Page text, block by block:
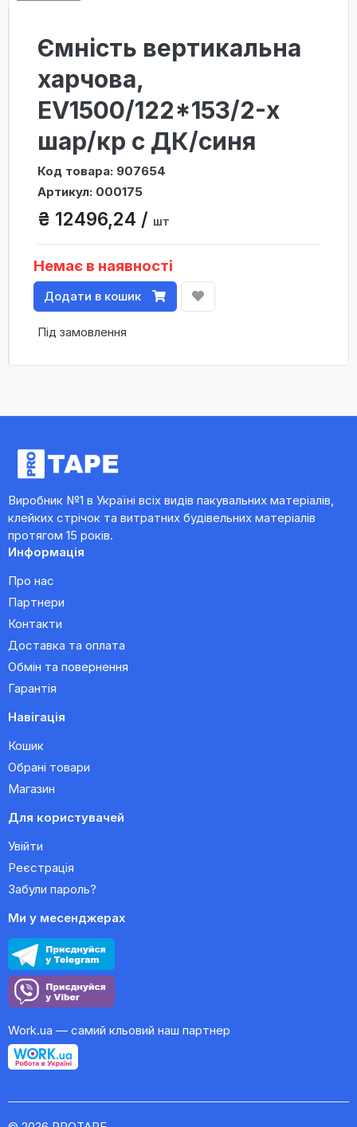
Ємність вертикальна
харчова,
ЕV1500/122*153/2-х
шар/кр с ДК/синя
Код товара: 907654
Артикул: 000175
₴ 12496,24 / шт
Немає в наявності
Додати в кошик
Під замовлення
Виробник №1 в Україні всіх видів пакувальних матеріалів,
клейких стрічок та витратних будівельних матеріалів
протягом 15 років.
Информація
Про нас
Партнери
Контакти
Доставка та оплата
Обмін та повернення
Гарантія
Навігація
Кошик
Обрані товари
Магазин
Для користувачей
Увійти
Реєстрація
Забули пароль?
Ми у месенджерах
Work.ua — самий кльовий наш партнер